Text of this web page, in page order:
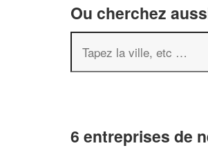
Ou cherchez
6 entreprises de